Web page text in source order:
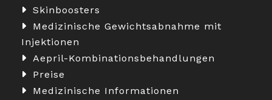
Skinboosters
Medizinische Gewichtsabnahme mit
Injektionen
Aepril-Kombinationsbehandlungen
Preise
Medizinische Informationen